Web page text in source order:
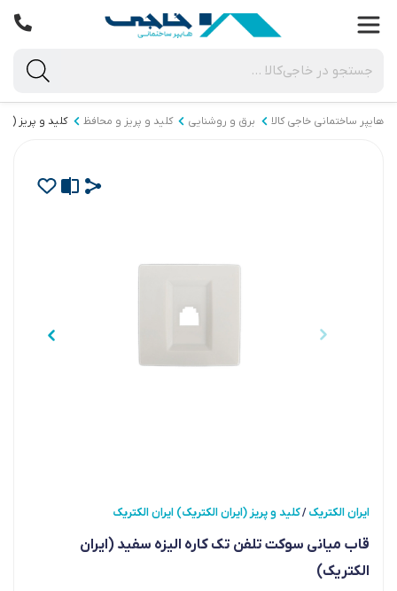
هایپر ساختمانی خاجی‌ کالا برق و روشنایی کلید و پریز و محافظ کلید و پریز
ایران الکتریک/کلید و پریز (ایران الکتریک) ایران الکتریک
قاب میانی سوکت تلفن تک کاره الیزه سفید (ایران
الکتریک)